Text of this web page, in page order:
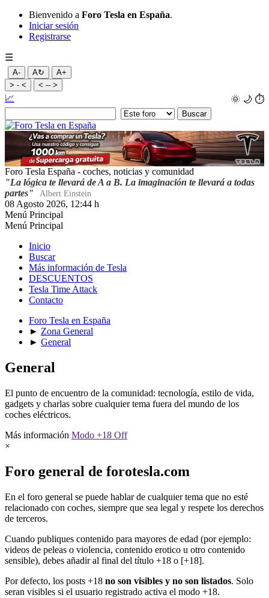
Bienvenido a Foro Tesla en España.
Iniciar sesión
Registrarse
☰
A- A↻
A+
> - <
< -- >
🌞 🌙 ⏱️
📈
Foro Tesla España - coches, noticias y comunidad
"La lógica te llevará de A a B. La imaginación te llevará a todas
partes"
Albert Einstein
08 Agosto 2026, 12:44 h
Menú Principal
Menú Principal
Inicio
Buscar
Más información de Tesla
DESCUENTOS
Tesla Time Attack
Contacto
Foro Tesla en España
► Zona General
► General
General
El punto de encuentro de la comunidad: tecnología, estilo de vida,
gadgets y charlas sobre cualquier tema fuera del mundo de los
coches eléctricos.
Más información Modo +18 Off
×
Foro general de forotesla.com
En el foro general se puede hablar de cualquier tema que no esté
relacionado con coches, siempre que sea legal y respete los derechos
de terceros.
Cuando publiques contenido para mayores de edad (por ejemplo:
videos de peleas o violencia, contenido erotico u otro contenido
sensible), debes añadir al final del título +18 o [+18].
Por defecto, los posts +18 no son visibles y no son listados. Solo
seran visibles si el usuario registrado activa el modo +18.